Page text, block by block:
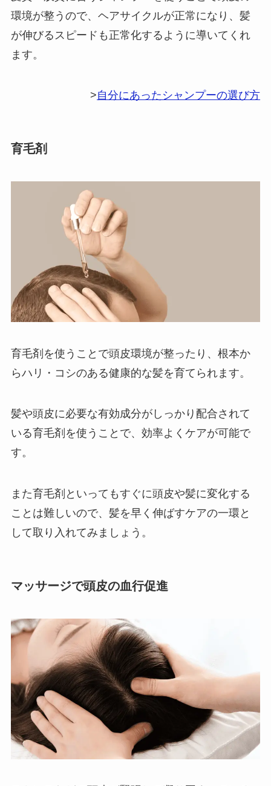
環境が整うので、ヘアサイクルが正常になり、髪
が伸びるスピードも正常化するように導いてくれ
ます。
>自分にあったシャンプーの選び方
育毛剤
育毛剤を使うことで頭皮環境が整ったり、根本か
らハリ・コシのある健康的な髪を育てられます。
髪や頭皮に必要な有効成分がしっかり配合されて
いる育毛剤を使うことで、効率よくケアが可能で
す。
また育毛剤といってもすぐに頭皮や髪に変化する
ことは難しいので、髪を早く伸ばすケアの一環と
して取り入れてみましょう。
マッサージで頭皮の血行促進